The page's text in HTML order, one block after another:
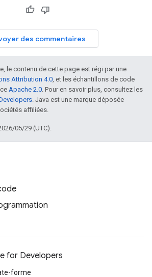
des commentaires
le contenu de cette page est régi par une
Attribution 4.0 , et les échantillons de code
Apache 2.0 . Pour en savoir plus, consultez les
. Java est une marque déposée
affiliées.
05/29 (UTC).
for Developers
forme